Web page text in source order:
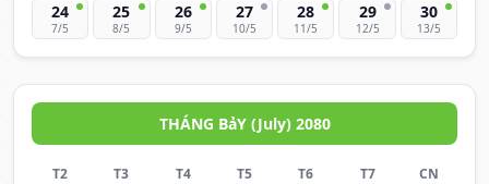
24
7/5
25
8/5
26
9/5
27
10/5
28
11/5
29
12/5
30
13/5
THÁNG BảY (July) 2080
T2 T3 T4 T5 T6 T7 CN